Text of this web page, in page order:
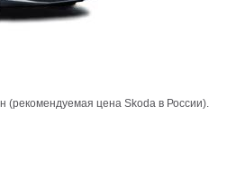
(рекомендуемая цена Skoda в России).